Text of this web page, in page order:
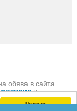
Приемам
обява в сайта
и